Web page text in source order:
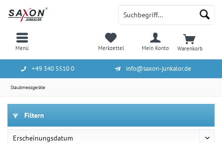
Menü Warenkorb
Merkzettel Mein Konto
+49 340 5510 0 info@saxon-junkalor.de
Staubmessgeräte
Filtern